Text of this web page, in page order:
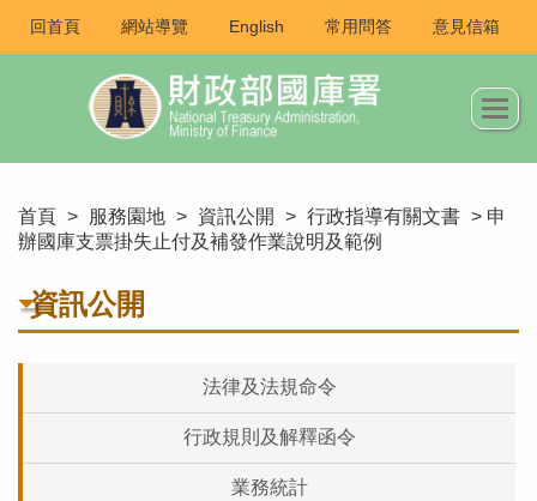
回首頁 網站導覽 English 常用問答 意見信箱
首頁 > 服務園地 > 資訊公開 > 行政指導有關文書 > 申
辦國庫支票掛失止付及補發作業說明及範例
資訊公開
法律及法規命令
行政規則及解釋函令
業務統計